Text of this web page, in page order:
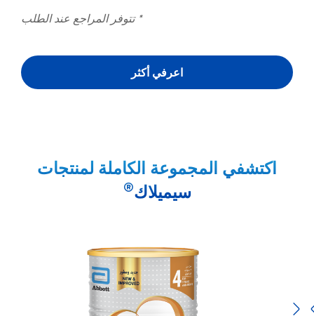
* تتوفر المراجع عند الطلب
اعرفي أكثر
اكتشفي المجموعة الكاملة لمنتجات
سيميلاك®
Previous